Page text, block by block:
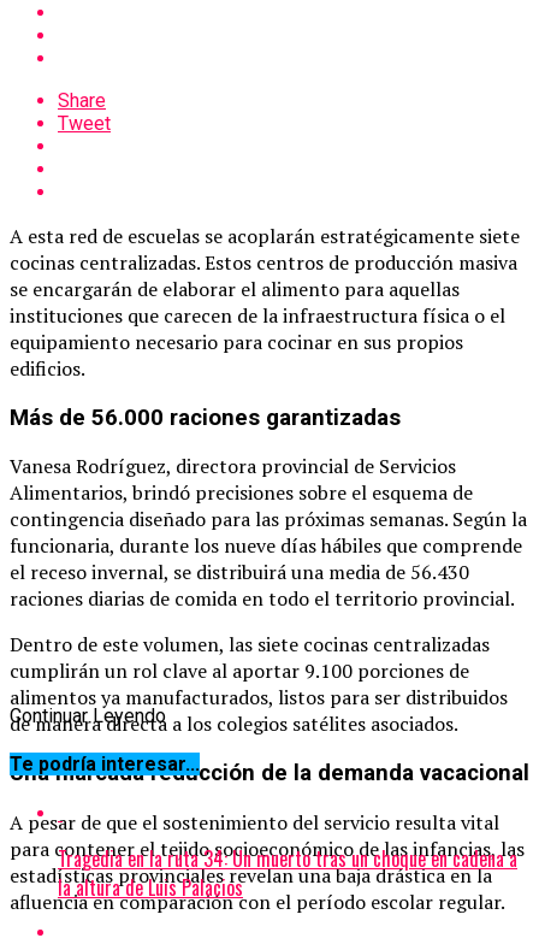
Share
Tweet
A esta red de escuelas se acoplarán estratégicamente siete
cocinas centralizadas. Estos centros de producción masiva
se encargarán de elaborar el alimento para aquellas
instituciones que carecen de la infraestructura física o el
equipamiento necesario para cocinar en sus propios
edificios.
Más de 56.000 raciones garantizadas
Vanesa Rodríguez, directora provincial de Servicios
Alimentarios, brindó precisiones sobre el esquema de
contingencia diseñado para las próximas semanas. Según la
funcionaria, durante los nueve días hábiles que comprende
el receso invernal, se distribuirá una media de 56.430
raciones diarias de comida en todo el territorio provincial.
Dentro de este volumen, las siete cocinas centralizadas
cumplirán un rol clave al aportar 9.100 porciones de
alimentos ya manufacturados, listos para ser distribuidos
de manera directa a los colegios satélites asociados.
Una marcada reducción de la demanda vacacional
A pesar de que el sostenimiento del servicio resulta vital
para contener el tejido socioeconómico de las infancias, las
estadísticas provinciales revelan una baja drástica en la
afluencia en comparación con el período escolar regular.
Continuar Leyendo
Te podría interesar...
Tragedia en la ruta 34: Un muerto tras un choque en cadena a
la altura de Luis Palacios